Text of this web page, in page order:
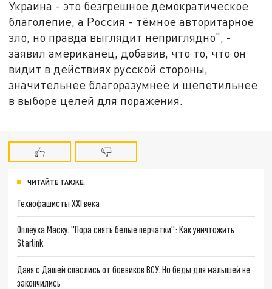
Украина - это безгрешное демократическое
благолепие, а Россия - тёмное авторитарное
зло, но правда выглядит неприглядно", -
заявил американец, добавив, что то, что он
видит в действиях русской стороны,
значительнее благоразумнее и щепетильнее
в выборе целей для поражения.
ЧИТАЙТЕ ТАКЖЕ:
Технофашисты XXI века
Оплеуха Маску. "Пора снять белые перчатки": Как уничтожить
Starlink
Даня с Дашей спаслись от боевиков ВСУ. Но беды для малышей не
закончились